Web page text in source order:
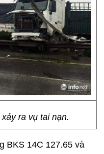
ra vụ tai nạn.
BKS 14C 127.65 và